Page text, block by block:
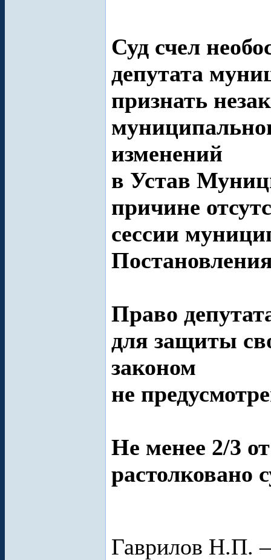
Суд счел
депутата
признать
изменений
в Устав
причине
сессии
Право
для защиты
законом
не
Не менее 2/3
растолковано
Гаврилов Н.П.